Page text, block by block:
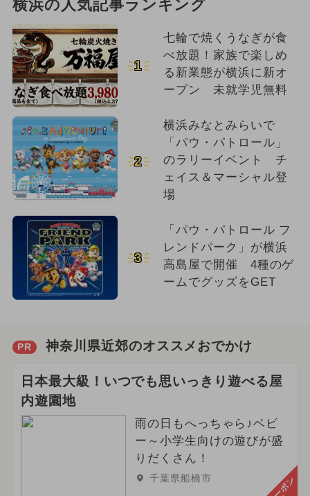
横浜の人気記事ランキング
1
七輪で焼くうなぎが食
べ放題！家族で楽しめ
る新業態が横浜に新オ
ープン 未就学児無料
2
横浜みなとみらいで
「パウ・パトロール」
のラリーイベント チ
ェイス＆マーシャル登
場
3
「パウ・パトロール フ
レンドパーク」が横浜
高島屋で開催 4種のゲ
ームでグッズをGET
PR 神奈川県近郊のオススメおでかけ
日本最大級！いつでも思いっきり遊べる屋
内遊園地
雨の日もへっちゃら♪ベビ
ー～小学生向けの遊びが盛
りだくさん！
千葉県船橋市